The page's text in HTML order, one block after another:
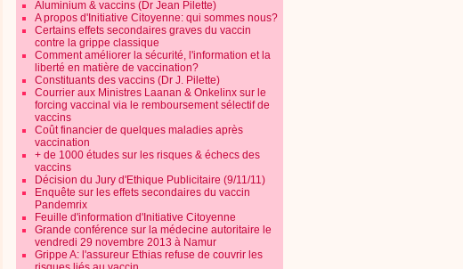
Aluminium & vaccins (Dr Jean Pilette)
A propos d'Initiative Citoyenne: qui sommes nous?
Certains effets secondaires graves du vaccin
contre la grippe classique
Comment améliorer la sécurité, l'information et la
liberté en matière de vaccination?
Constituants des vaccins (Dr J. Pilette)
Courrier aux Ministres Laanan & Onkelinx sur le
forcing vaccinal via le remboursement sélectif de
vaccins
Coût financier de quelques maladies après
vaccination
+ de 1000 études sur les risques & échecs des
vaccins
Décision du Jury d'Ethique Publicitaire (9/11/11)
Enquête sur les effets secondaires du vaccin
Pandemrix
Feuille d'information d'Initiative Citoyenne
Grande conférence sur la médecine autoritaire le
vendredi 29 novembre 2013 à Namur
Grippe A: l'assureur Ethias refuse de couvrir les